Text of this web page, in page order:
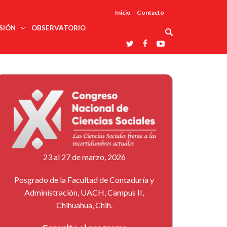
Inicio Contacto
ciencias
profesionales
trabajo
Redes
temáticas
Laboratorios
nacionales
Entidades
afines
Reconoce
La UDUALC
A La
Universidad
De México
En Su 475
Aniversario
OBSERVATORIO
23 al 27 de marzo, 2026
Posgrado de la Facultad de Contaduría y
Administración, UACH, Campus II,
Chihuahua, Chih.